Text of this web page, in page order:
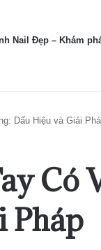
Nail Đẹp – Khám
Dấu Hiệu và Giải
Có
Pháp